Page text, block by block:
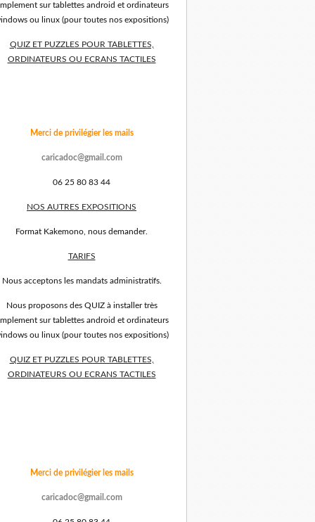
sur tablettes android et ordinateurs
ou linux (pour toutes nos expositions)
QUIZ ET PUZZLES POUR TABLETTES,
ORDINATEURS OU ECRANS TACTILES
Merci de privilégier les mails
caricadoc@gmail.com
06 25 80 83 44
NOS AUTRES EXPOSITIONS
Format Kakemono, nous demander.
TARIFS
Nous acceptons les mandats administratifs.
Nous proposons des QUIZ à installer très
sur tablettes android et ordinateurs
ou linux (pour toutes nos expositions)
QUIZ ET PUZZLES POUR TABLETTES,
ORDINATEURS OU ECRANS TACTILES
Merci de privilégier les mails
caricadoc@gmail.com